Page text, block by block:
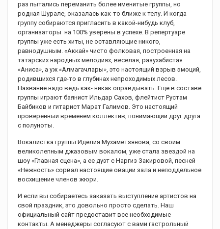
раз пытались переманить более именитые группы, но
родная Шурале, оказалась как-то ближе к телу. И когда
группу собираются пригласить в какой-нибудь клуб,
организаторы на 100% уверены в успехе. В репертуаре
группы уже есть хиты, не оставляющие никого,
равнодушным. «Аккай» чисто фолковая, построенная на
татарских народных мелодиях, веселая, разухабистая
«Аниса», а уж «Алмагачлары», это настоящий взрыв эмоций,
родившихся где-то в глубинах непроходимых лесов.
Название надо ведь как- никак оправдывать. Еще в составе
группы играют баянист Ильдар Сахов, флейтист Рустам
Байбиков и гитарист Марат Галимов. Это настоящий
проверенный временем коллектив, понимающий друг друга
с полуноты.
Вокалистка группы Иделия Мухаметзянова, со своим
великолепным джазовым вокалом, уже стала звездой на
шоу «Главная сцена», а ее дуэт с Наргиз Закировой, песней
«Нежность» сорвал настоящие овации зала и неподдельное
восхищение членов жюри.
И если вы собираетесь заказать выступление артистов на
свой праздник, это довольно просто сделать. Наш
официальный сайт предоставит все необходимые
контакты. А менеджеры согласуют с вами гастрольный